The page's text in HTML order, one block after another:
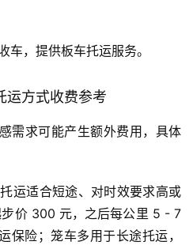
车，提供板车托运服务。
运方式收费参考
需求可能产生额外费用，具体
运适合短途、对时效要求高或
价 300 元，之后每公里 5 - 7
保险；笼车多用于长途托运，